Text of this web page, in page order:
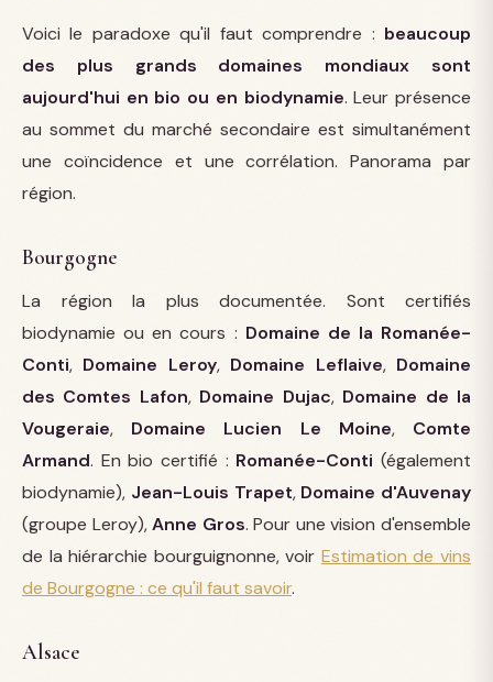
Voici le paradoxe qu'il faut comprendre : beaucoup
des plus grands domaines mondiaux sont
aujourd'hui en bio ou en biodynamie. Leur présence
au sommet du marché secondaire est simultanément
une coïncidence et une corrélation. Panorama par
région.
Bourgogne
La région la plus documentée. Sont certifiés
biodynamie ou en cours : Domaine de la Romanée-
Conti, Domaine Leroy, Domaine Leflaive, Domaine
des Comtes Lafon, Domaine Dujac, Domaine de la
Vougeraie, Domaine Lucien Le Moine, Comte
Armand. En bio certifié : Romanée-Conti (également
biodynamie), Jean-Louis Trapet, Domaine d'Auvenay
(groupe Leroy),Anne Gros. Pour une vision d'ensemble
de la hiérarchie bourguignonne, voir Estimation de vins
de Bourgogne : ce qu'il faut savoir.
Alsace